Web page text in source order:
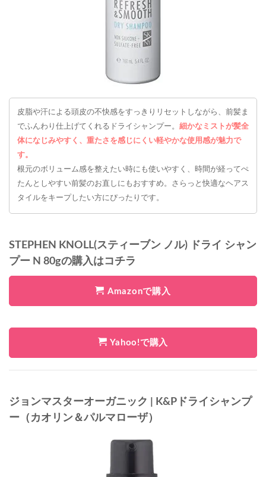
皮脂や汗による頭皮の不快感をすっきりリセットしながら、前髪ま
でふんわり仕上げてくれるドライシャンプー。 細かなミストが髪全
体になじみやすく、重たさを感じにくい軽やかな使用感が魅力で
す。
根元のボリューム感を整えたい時にも使いやすく、時間が経ってぺ
たんとしやすい前髪のお直しにもおすすめ。さらっと快適なヘアス
タイルをキープしたい方にぴったりです。
STEPHEN KNOLL(スティーブン ノル) ドライ シャン
プー N 80gの購入はコチラ
Amazonで購入
Yahoo!で購入
ジョンマスターオーガニック | K&Pドライシャンプ
ー（カオリン＆パルマローザ）